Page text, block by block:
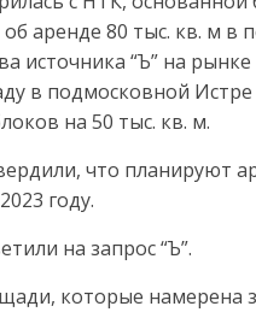
аренде 80 тыс. кв. м в
источника “Ъ” на
в подмосковной
на 50 тыс. кв. м.
что планируют
году.
на запрос “Ъ”.
которые намерена